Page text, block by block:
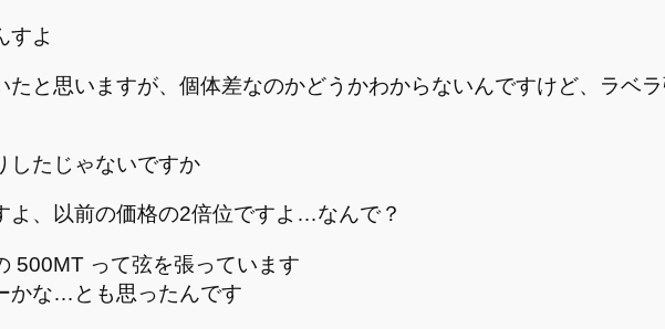
すよ
と思いますが、個体差なのかどうかわからないんですけど、ラベ
したじゃないですか
よ、以前の価格の2倍位ですよ…なんで？
500MT って弦を張っています
かな…とも思ったんです